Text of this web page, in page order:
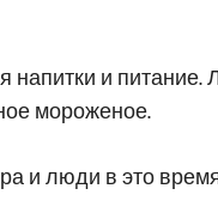
и питание.
мороженое.
и люди в это